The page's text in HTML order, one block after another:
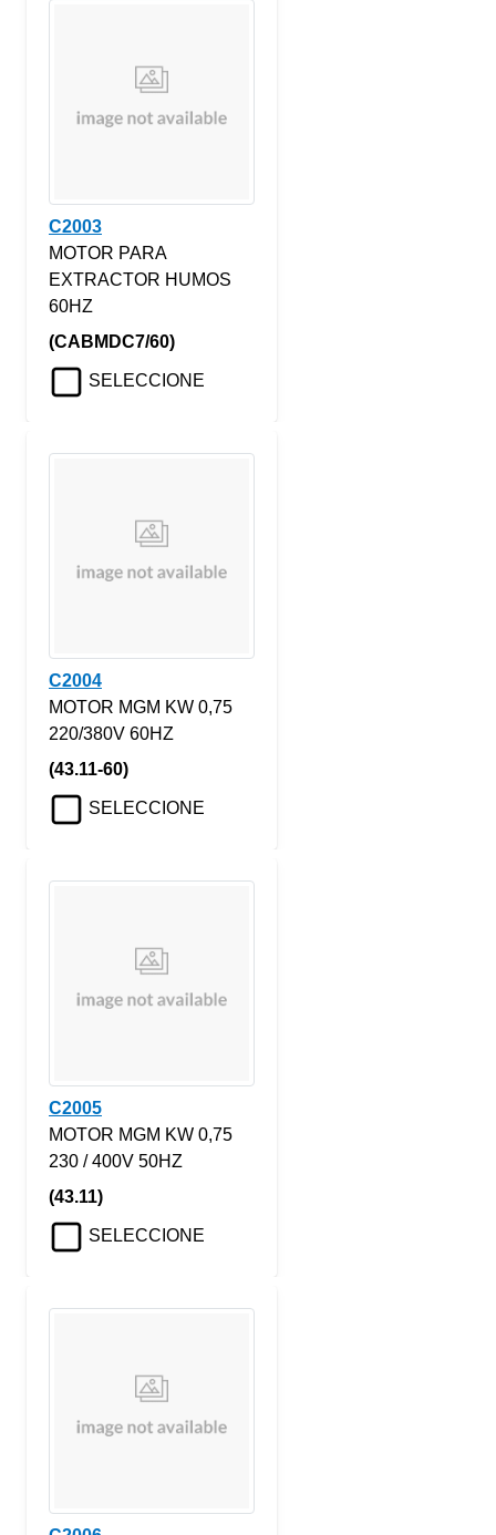
C2003
MOTOR PARA
EXTRACTOR HUMOS
60HZ
(CABMDC7/60)
SELECCIONE
C2004
MOTOR MGM KW 0,75
220/380V 60HZ
(43.11-60)
SELECCIONE
C2005
MOTOR MGM KW 0,75
230 / 400V 50HZ
(43.11)
SELECCIONE